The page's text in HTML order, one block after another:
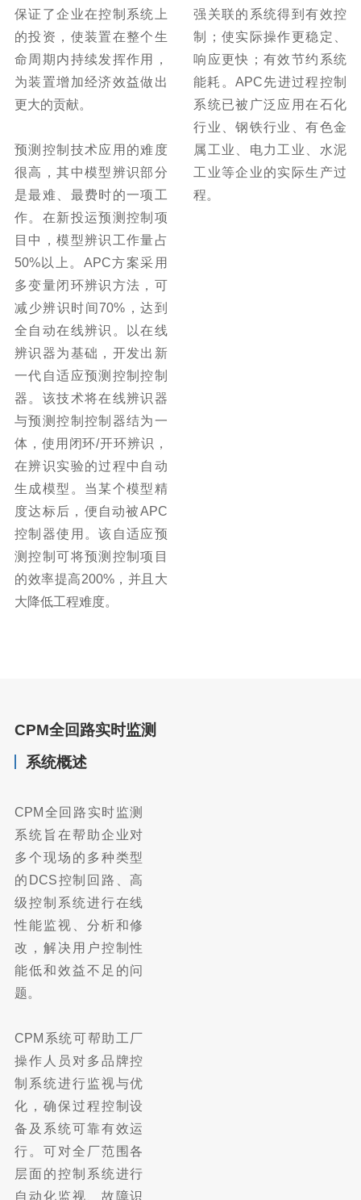
保证了企业在控制系统上
的投资，使装置在整个生
命周期内持续发挥作用，
为装置增加经济效益做出
更大的贡献。
预测控制技术应用的难度
很高，其中模型辨识部分
是最难、最费时的一项工
作。在新投运预测控制项
目中，模型辨识工作量占
50%以上。APC方案采用
多变量闭环辨识方法，可
减少辨识时间70%，达到
全自动在线辨识。以在线
辨识器为基础，开发出新
一代自适应预测控制控制
器。该技术将在线辨识器
与预测控制控制器结为一
体，使用闭环/开环辨识，
在辨识实验的过程中自动
生成模型。当某个模型精
度达标后，便自动被APC
控制器使用。该自适应预
测控制可将预测控制项目
的效率提高200%，并且大
大降低工程难度。
强关联的系统得到有效控
制；使实际操作更稳定、
响应更快；有效节约系统
能耗。APC先进过程控制
系统已被广泛应用在石化
行业、钢铁行业、有色金
属工业、电力工业、水泥
工业等企业的实际生产过
程。
CPM全回路实时监测
系统概述
CPM全回路实时监测
系统旨在帮助企业对
多个现场的多种类型
的DCS控制回路、高
级控制系统进行在线
性能监视、分析和修
改，解决用户控制性
能低和效益不足的问
题。
CPM系统可帮助工厂
操作人员对多品牌控
制系统进行监视与优
化，确保过程控制设
备及系统可靠有效运
行。可对全厂范围各
层面的控制系统进行
自动化监视、故障识